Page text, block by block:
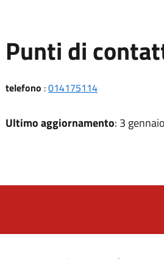
Punti di
telefono :014175114
Ultimo aggiornamento: 3